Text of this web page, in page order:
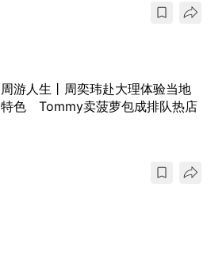
周游人生丨周奕玮赴大理体验当地
特色 Tommy卖菠萝包成排队热店